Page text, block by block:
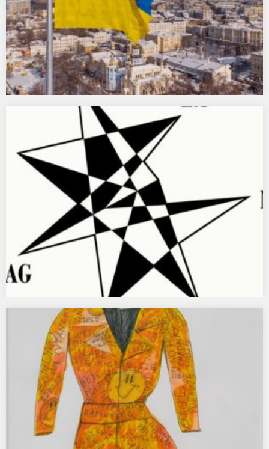
Aukcja charytatywna na rzecz uchodźców z Ukrainy –
Drodzy Kolekcjonerzy, Miłośnicy Sztuki, Przyjaciele. W środę 9
marca w Desie na aukcji charytatywnej na rzecz…
Bliźniego swego jak siebie samego / Your Neighbor
As Yourself – Pola Magnetyczne Warszawa
Zapraszamy na całodniowe otwarcie wystawy „Bliźniego swego
jak siebie samego”, w sobotę, 26 lutego, 13.00-20.00
ARTYŚCIOlga…